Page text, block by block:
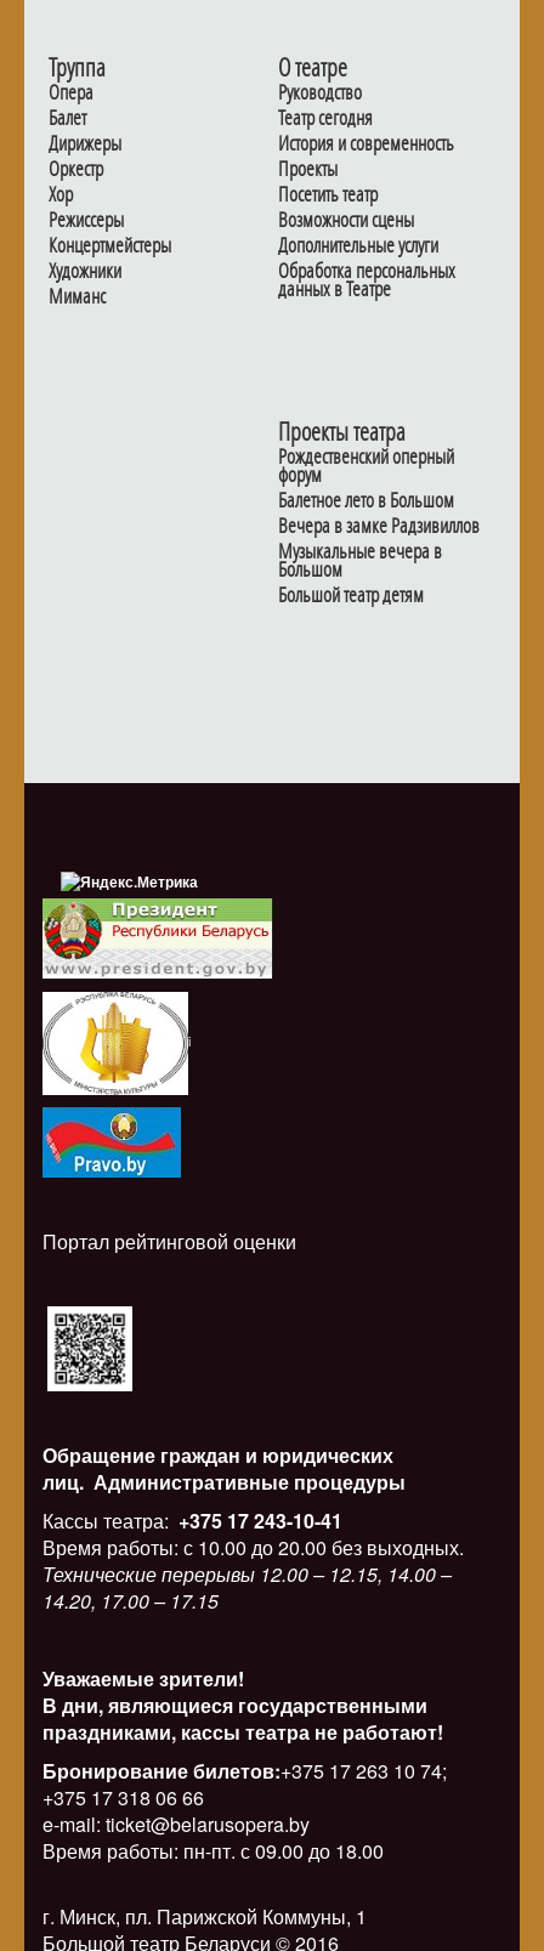
Труппа
Опера
Балет
Дирижеры
Оркестр
Хор
Режиссеры
Концертмейстеры
Художники
Миманс
О театре
Руководство
Театр сегодня
История и современность
Проекты
Посетить театр
Возможности сцены
Дополнительные услуги
Обработка персональных
данных в Театре
Проекты театра
Рождественский оперный
форум
Балетное лето в Большом
Вечера в замке Радзивиллов
Музыкальные вечера в
Большом
Большой театр детям
i
Портал рейтинговой оценки
Обращение граждан и юридических
лиц. Административные процедуры
Кассы театра: +375 17 243-10-41
Время работы: с 10.00 до 20.00 без выходных.
Технические перерывы 12.00 – 12.15, 14.00 –
14.20, 17.00 – 17.15
Уважаемые зрители!
В дни, являющиеся государственными
праздниками, кассы театра не работают!
Бронирование билетов:+375 17 263 10 74;
+375 17 318 06 66
e-mail: ticket@belarusopera.by
Время работы: пн-пт. с 09.00 до 18.00
г. Минск, пл. Парижской Коммуны, 1
Большой театр Беларуси © 2016